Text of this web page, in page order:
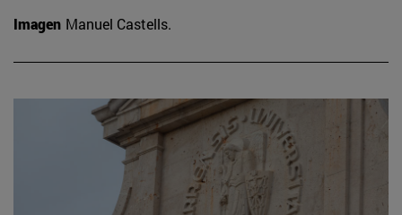
Imagen Manuel Castells.